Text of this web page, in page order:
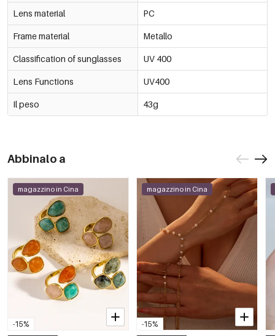
Lens material PC
Frame material Metallo
Classification of sunglasses UV 400
Lens Functions UV400
Il peso 43g
Abbinalo a
-15%
magazzino in Cina
-15%
magazzino in Cina